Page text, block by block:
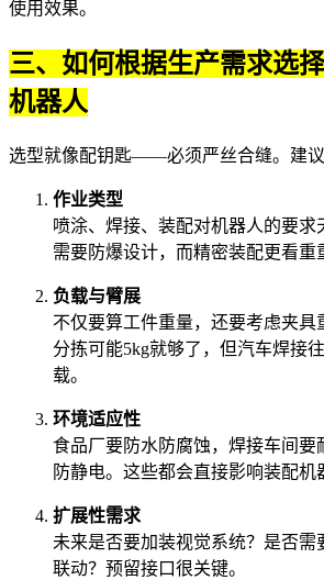
使用效果。
三、如何根据生产需求选
机器人
选型就像配钥匙——必须严丝合缝。建议
作业类型
喷涂、焊接、装配对机器人的要求
需要防爆设计，而精密装配更看重
负载与臂展
不仅要算工件重量，还要考虑夹具
分拣可能5kg就够了，但汽车焊接
载。
环境适应性
食品厂要防水防腐蚀，焊接车间要
防静电。这些都会直接影响装配机
扩展性需求
未来是否要加装视觉系统？是否需
联动？预留接口很关键。